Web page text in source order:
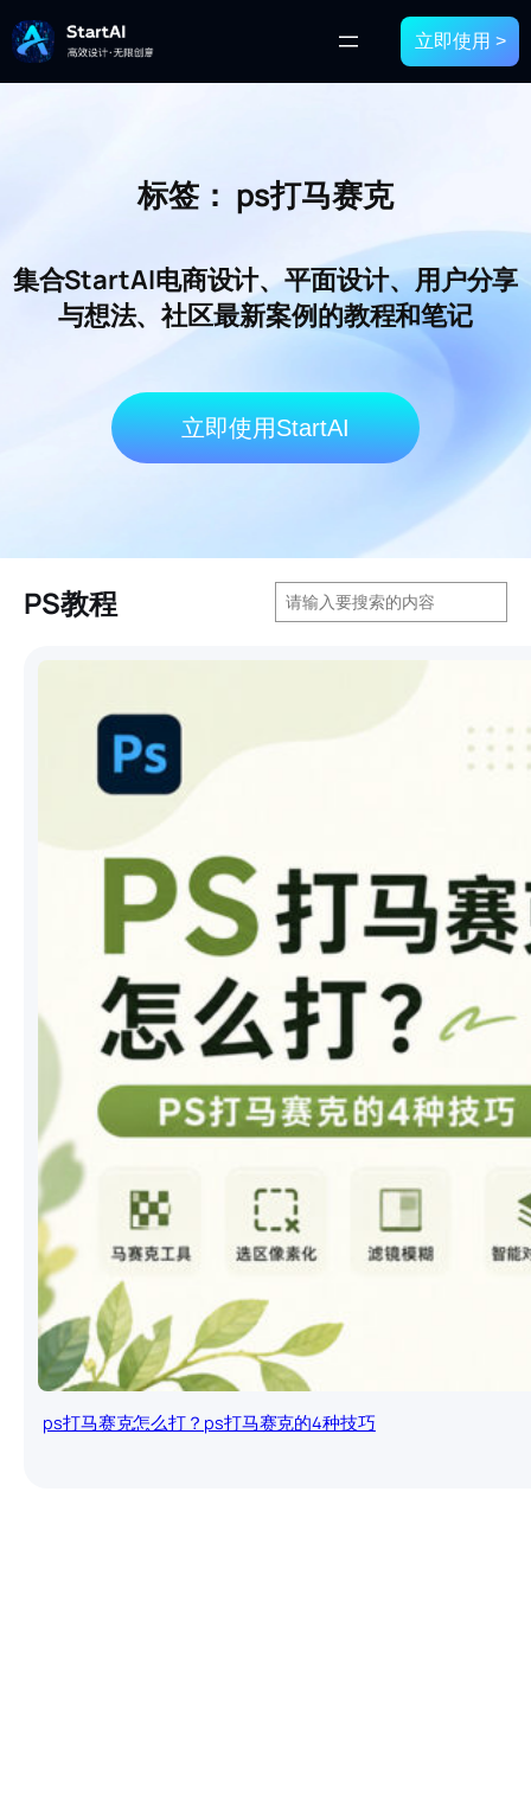
立即使用 >
标签： ps打马赛克
集合StartAI电商设计、平面设计、用户分享
与想法、社区最新案例的教程和笔记
立即使用StartAI
PS教程
搜
索
ps打马赛克怎么打？ps打马赛克的4种技巧